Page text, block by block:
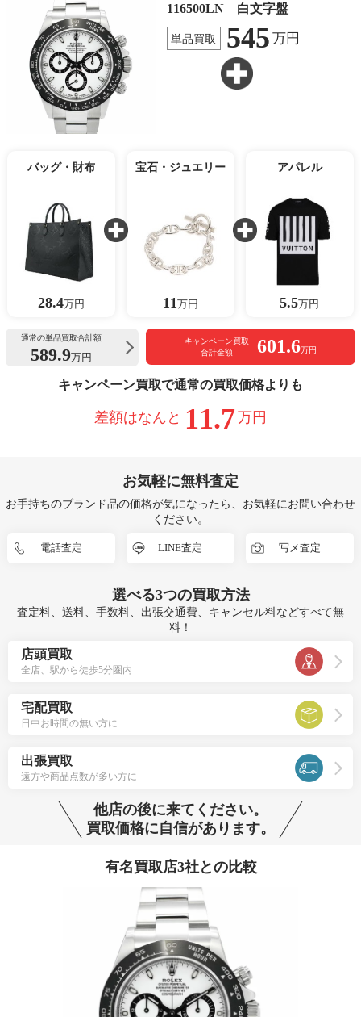
116500LN 白文字盤
単品買取 545 万円
バッグ・財布
28.4万円
宝石・ジュエリー
11 万円
アパレル
5.5万円
通常の単品買取合計額
589.9万円
キャンペーン買取
合計金額
601.6万円
キャンペーン買取で通常の買取価格よりも
差額はなんと 11.7万円
お気軽に無料査定
お手持ちのブランド品の価格が気になったら、お気軽にお問い合わせ
ください。
電話査定 LINE査定 写メ査定
選べる3つの買取方法
査定料、送料、手数料、出張交通費、キャンセル料などすべて無
料！
店頭買取
全店、駅から徒歩5分圏内
宅配買取
日中お時間の無い方に
出張買取
遠方や商品点数が多い方に
他店の後に来てください。
買取価格に自信があります。
有名買取店3社との比較